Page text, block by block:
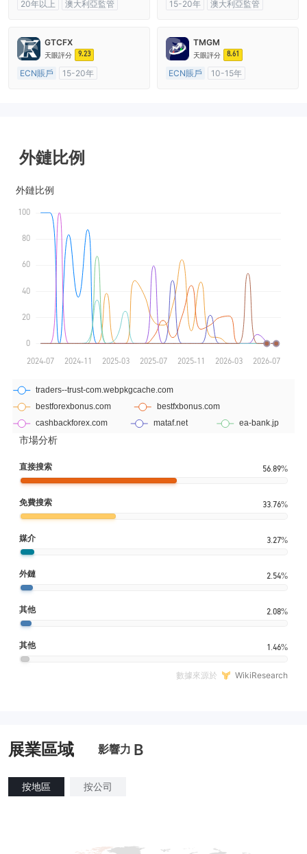
20年以上
澳大利亞監管
15-20年
澳大利亞監管
GTCFX
天眼評分 9.23
ECN賬戶
15-20年
TMGM
天眼評分 8.61
ECN賬戶
10-15年
外鏈比例
市場分析
直接搜索 56.89%
免費搜索 33.76%
媒介 3.27%
外鏈 2.54%
其他 2.08%
其他 1.46%
數據來源於 WikiResearch
展業區域 影響力 B
按地區 按公司